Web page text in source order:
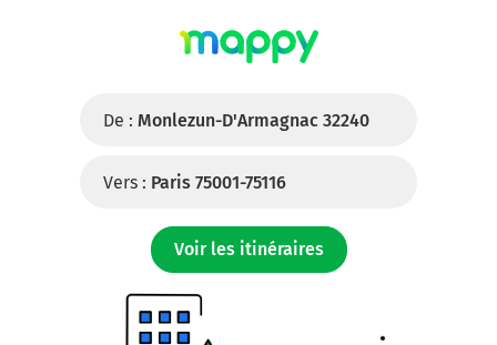
De : Monlezun-D'Armagnac 32240
Vers : Paris 75001-75116
Voir les itinéraires